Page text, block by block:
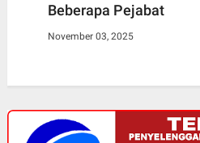
Beberapa Pejabat
November 03, 2025